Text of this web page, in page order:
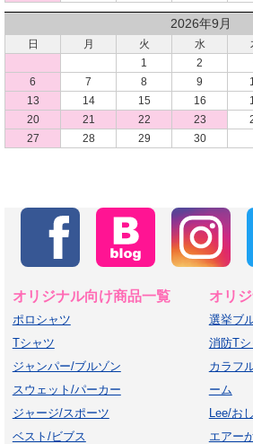
2026年9月
日 月 火 水
1
2
6
7 8 9
13
14 15 16
20
21 22 23
27
28 29 30
オリジナル向け商品一覧
ポロシャツ
Tシャツ
ジャンパー/ブルゾン
スウェット/パーカー
ジャージ/スポーツ
ベスト/ビブス
オリ
選挙ブ
消防Tシ
カラフ
ーム
Lee/お
エアー